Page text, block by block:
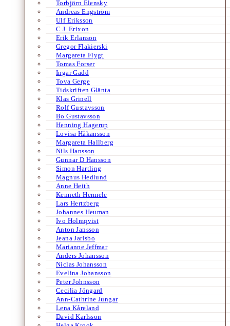
Torbjörn Elensky
Andreas Engström
Ulf Eriksson
C.J. Erixon
Erik Erlanson
Gregor Flakierski
Margareta Flygt
Tomas Forser
Ingar Gadd
Tova Gerge
Tidskriften Glänta
Klas Grinell
Rolf Gustavsson
Bo Gustavsson
Henning Hagerup
Lovisa Håkansson
Margareta Hallberg
Nils Hansson
Gunnar D Hansson
Simon Hartling
Magnus Hedlund
Anne Heith
Kenneth Hermele
Lars Hertzberg
Johannes Heuman
Ivo Holmqvist
Anton Jansson
Jeana Jarlsbo
Marianne Jeffmar
Anders Johansson
Niclas Johansson
Evelina Johansson
Peter Johnsson
Cecilia Jöngard
Ann-Cathrine Jungar
Lena Kåreland
David Karlsson